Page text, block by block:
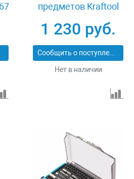
предметов Kraftool
1 230 руб.
Сообщить о поступлении
Нет в наличии